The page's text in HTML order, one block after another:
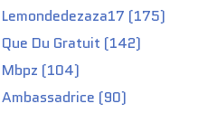
Lemondedezaza17 (175)
Que Du Gratuit (142)
Mbpz (104)
Ambassadrice (90)